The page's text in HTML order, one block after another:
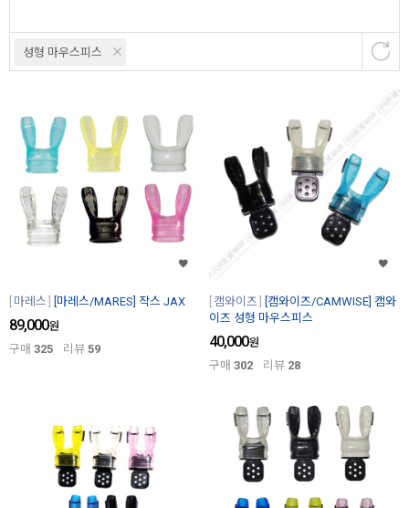
성형 마우스피스
마레스 [마레스/MARES] 작스 JAX
89,000원
구매 325 리뷰 59
캠와이즈
[캠와이즈/CAMWISE] 캠와
이즈 성형 마우스피스
40,000원
구매 302 리뷰 28